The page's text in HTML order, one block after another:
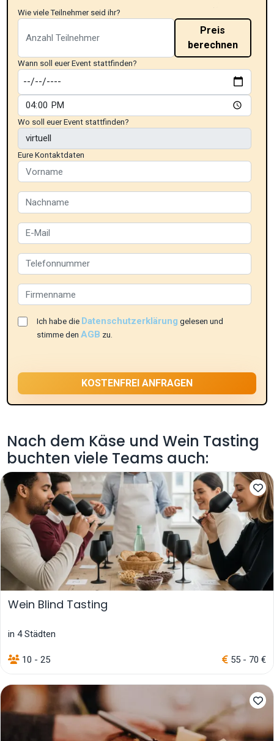
Wie viele Teilnehmer seid ihr?
Preis
berechnen
Wann soll euer Event stattfinden?
Wo soll euer Event stattfinden?
Eure Kontaktdaten
Ich habe die Datenschutzerklärung gelesen und
stimme denAGB zu.
Nach dem Käse und Wein Tasting
buchten viele Teams auch:
Wein Blind Tasting
in 4 Städten
10 - 25 55 - 70 €